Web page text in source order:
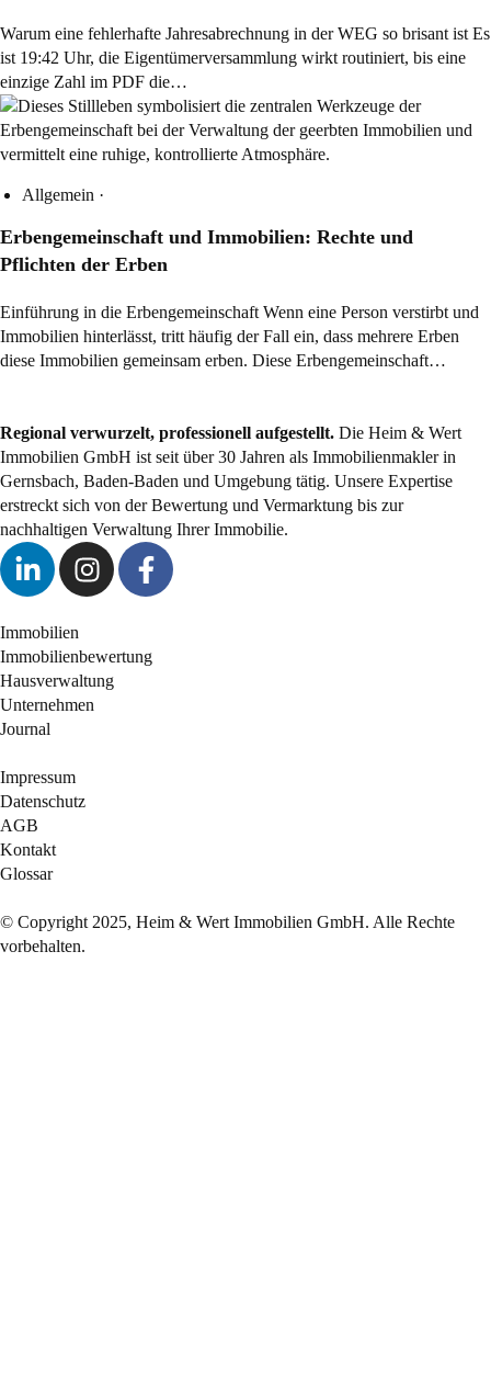
Warum eine fehlerhafte Jahresabrechnung in der WEG so brisant ist Es
ist 19:42 Uhr, die Eigentümerversammlung wirkt routiniert, bis eine
einzige Zahl im PDF die…
Allgemein ·
Erbengemeinschaft und Immobilien: Rechte und
Pflichten der Erben
Einführung in die Erbengemeinschaft Wenn eine Person verstirbt und
Immobilien hinterlässt, tritt häufig der Fall ein, dass mehrere Erben
diese Immobilien gemeinsam erben. Diese Erbengemeinschaft…
Regional verwurzelt, professionell aufgestellt. Die Heim & Wert
Immobilien GmbH ist seit über 30 Jahren als Immobilienmaklerin
Gernsbach, Baden-Baden und Umgebung tätig. Unsere Expertise
erstreckt sich von der Bewertung und Vermarktung bis zur
nachhaltigen Verwaltung Ihrer Immobilie.
Immobilien
Immobilienbewertung
Hausverwaltung
Unternehmen
Journal
Impressum
Datenschutz
AGB
Kontakt
Glossar
© Copyright 2025, Heim & Wert Immobilien GmbH. Alle Rechte
vorbehalten.